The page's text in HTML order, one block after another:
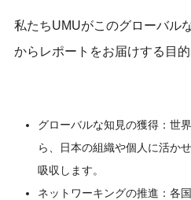
私たちUMUがこのグローバル
からレポートをお届けする目
グローバルな知見の獲得：世
ら、日本の組織や個人に活か
吸収します。
ネットワーキングの推進：各